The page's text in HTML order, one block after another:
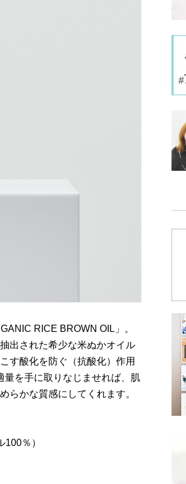
RICE BROWN OIL」。
出された希少な米ぬかオイル
す酸化を防ぐ（抗酸化）作用
量を手に取りなじませれば、肌
らかな質感にしてくれます。
％）